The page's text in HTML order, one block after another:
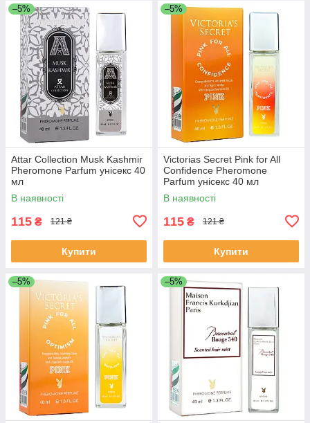
–5%
Attar Collection Musk Kashmir
Pheromone Parfum унісекс 40
мл
В наявності
115 ₴ 121 ₴
Купити
–5%
Victorias Secret Pink for All
Confidence Pheromone
Parfum унісекс 40 мл
В наявності
115 ₴ 121 ₴
Купити
–5% –5%